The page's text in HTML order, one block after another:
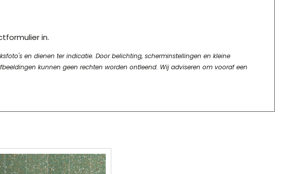
in.
en dienen ter indicatie. Door belichting, scherminstellingen en kleine
kunnen geen rechten worden ontleend. Wij adviseren om vooraf een